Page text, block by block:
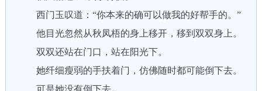
西门玉叹道：“你本来的确可以做我的好帮手的。”
他目光忽然从秋凤梧的身上移开，移到双双身上。
双双还站在门口，站在阳光下。
她纤细瘦弱的手扶着门，仿佛随时都可能倒下去。
可是她没有倒下去。